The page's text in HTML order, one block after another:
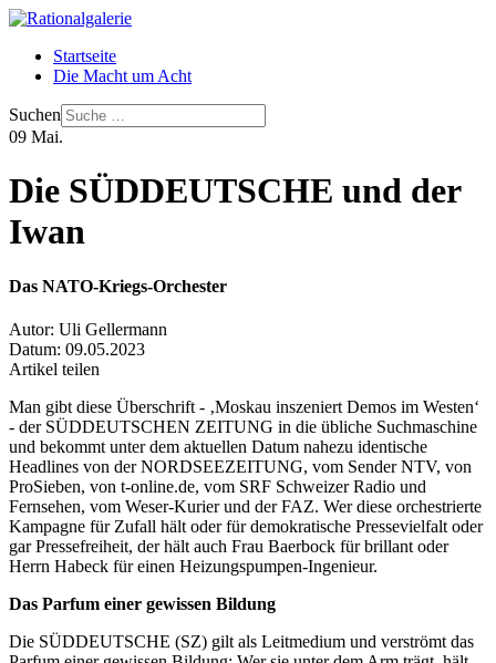
Startseite
Die Macht um Acht
Suchen
09 Mai.
Die SÜDDEUTSCHE und der
Iwan
Das NATO-Kriegs-Orchester
Autor: Uli Gellermann
Datum: 09.05.2023
Artikel teilen
Man gibt diese Überschrift - ‚Moskau inszeniert Demos im Westen‘
- der SÜDDEUTSCHEN ZEITUNG in die übliche Suchmaschine
und bekommt unter dem aktuellen Datum nahezu identische
Headlines von der NORDSEEZEITUNG, vom Sender NTV, von
ProSieben, von t-online.de, vom SRF Schweizer Radio und
Fernsehen, vom Weser-Kurier und der FAZ. Wer diese orchestrierte
Kampagne für Zufall hält oder für demokratische Pressevielfalt oder
gar Pressefreiheit, der hält auch Frau Baerbock für brillant oder
Herrn Habeck für einen Heizungspumpen-Ingenieur.
Das Parfum einer gewissen Bildung
Die SÜDDEUTSCHE (SZ) gilt als Leitmedium und verströmt das